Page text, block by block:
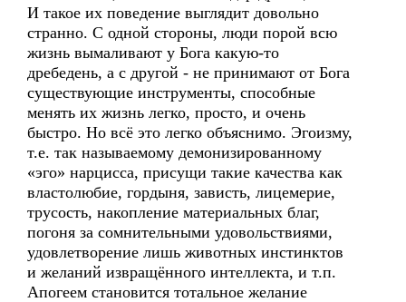
И такое их поведение выглядит довольно
странно. С одной стороны, люди порой всю
жизнь вымаливают у Бога какую-то
дребедень, а с другой - не принимают от Бога
существующие инструменты, способные
менять их жизнь легко, просто, и очень
быстро. Но всё это легко объяснимо. Эгоизму,
т.е. так называемому демонизированному
«эго» нарцисса, присущи такие качества как
властолюбие, гордыня, зависть, лицемерие,
трусость, накопление материальных благ,
погоня за сомнительными удовольствиями,
удовлетворение лишь животных инстинктов
и желаний извращённого интеллекта, и т.п.
Апогеем становится тотальное желание